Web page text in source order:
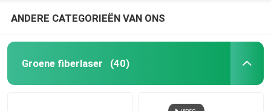
MOPA-vezellaser
ANDERE CATEGORIEËN VAN ONS
Groene fiberlaser (40)